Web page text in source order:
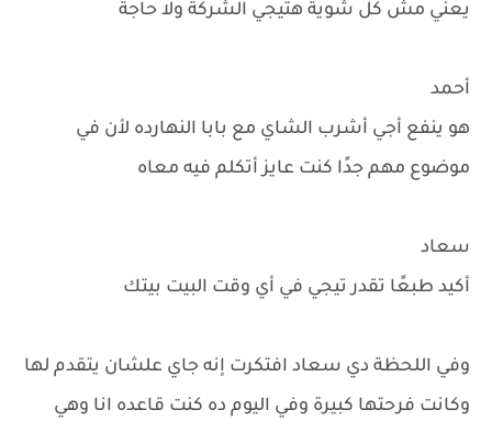
يعني مش كل شوية هتيجي الشركة ولا حاجة
أحمد
هو ينفع أجي أشرب الشاي مع بابا النهارده لأن في
موضوع مهم جدًا كنت عايز أتكلم فيه معاه
سعاد
أكيد طبعًا تقدر تيجي في أي وقت البيت بيتك
وفي اللحظة دي سعاد افتكرت إنه جاي علشان يتقدم لها
وكانت فرحتها كبيرة وفي اليوم ده كنت قاعده انا وهي